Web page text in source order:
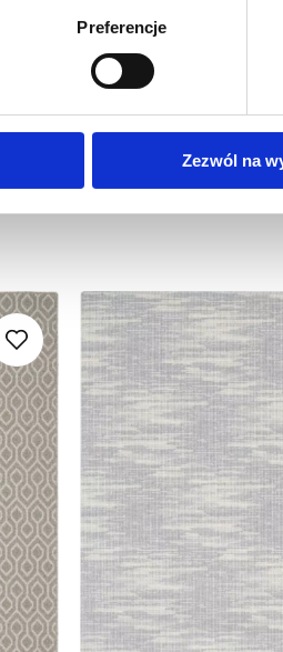
Preferencje
Zezwól na